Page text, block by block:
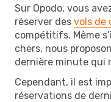
Sur Opodo, vous
réserver des vols de
compétitifs. Même
chers, nous
dernière minute qui
Cependant, il est
réservations de